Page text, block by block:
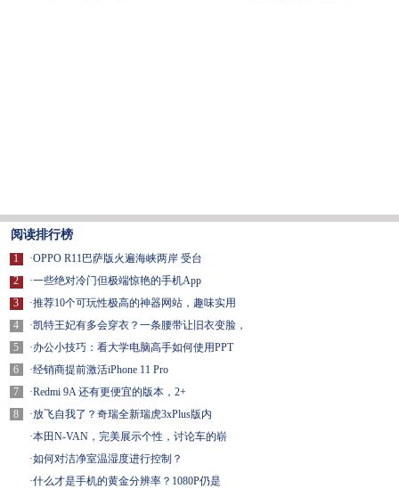
阅读排行榜
1
2
3
4
5
6
7
8
·OPPO R11巴萨版火遍海峡两岸 受台
·一些绝对冷门但极端惊艳的手机App
·推荐10个可玩性极高的神器网站，趣味实用
·凯特王妃有多会穿衣？一条腰带让旧衣变脸，
·办公小技巧：看大学电脑高手如何使用PPT
·经销商提前激活iPhone 11 Pro
·Redmi 9A 还有更便宜的版本，2+
·放飞自我了？奇瑞全新瑞虎3xPlus版内
·本田N-VAN，完美展示个性，讨论车的崭
·如何对洁净室温湿度进行控制？
·什么才是手机的黄金分辨率？1080P仍是